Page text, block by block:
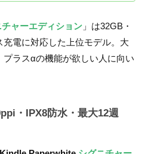
チャーエディション 」は32GB・
電に対応した上位モデル。大
ラスαの機能が欲しい人に向い
・IPX8防水・最大12週